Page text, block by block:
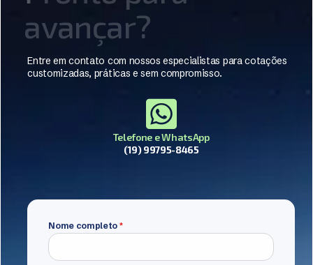
avançar?
Entre em contato com nossos especialistas para cotações
customizadas, práticas e sem compromisso.
Telefone e WhatsApp
(19) 99795-8465
Nome completo *